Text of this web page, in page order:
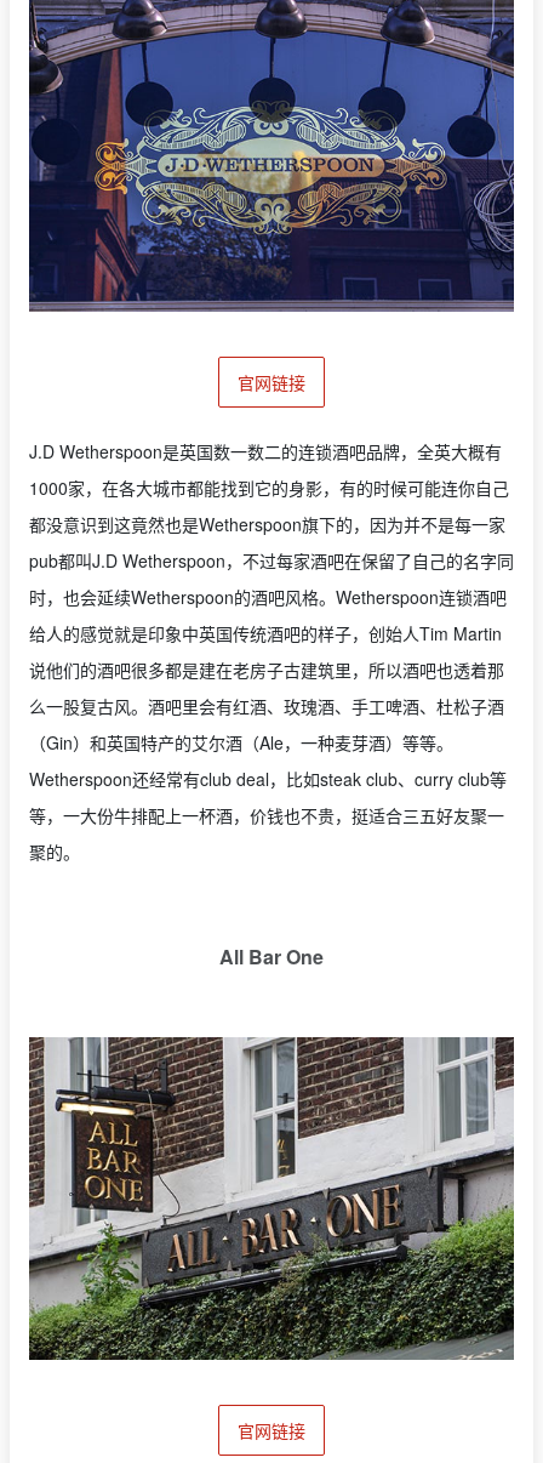
官网链接
J.D Wetherspoon是英国数一数二的连锁酒吧品牌，全英大概有
1000家，在各大城市都能找到它的身影，有的时候可能连你自己
都没意识到这竟然也是Wetherspoon旗下的，因为并不是每一家
pub都叫J.D Wetherspoon，不过每家酒吧在保留了自己的名字同
时，也会延续Wetherspoon的酒吧风格。Wetherspoon连锁酒吧
给人的感觉就是印象中英国传统酒吧的样子，创始人Tim Martin
说他们的酒吧很多都是建在老房子古建筑里，所以酒吧也透着那
么一股复古风。酒吧里会有红酒、玫瑰酒、手工啤酒、杜松子酒
（Gin）和英国特产的艾尔酒（Ale，一种麦芽酒）等等。
Wetherspoon还经常有club deal，比如steak club、curry club等
等，一大份牛排配上一杯酒，价钱也不贵，挺适合三五好友聚一
聚的。
All Bar One
官网链接